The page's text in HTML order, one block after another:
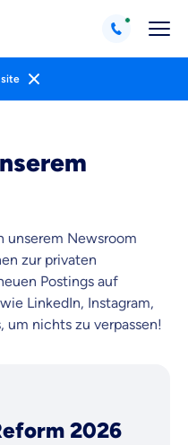
unserem Newsroom
zur privaten
Postings auf
LinkedIn, Instagram,
um nichts zu verpassen!
2026
ist, dass